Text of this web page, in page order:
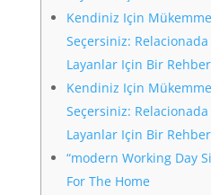
Kendiniz Için
Seçersiniz:
Layanlar Için Bir Rehber
Kendiniz Için
Seçersiniz: Relacionada
Layanlar Için Bir Rehber
“modern Working Day
For The Home